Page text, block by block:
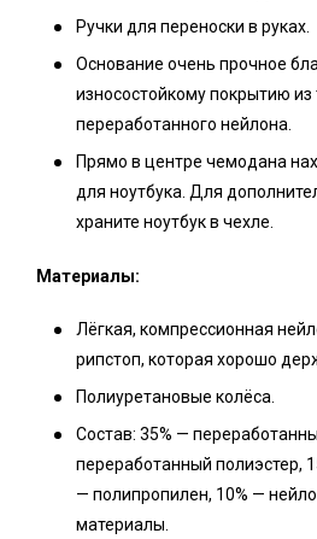
Ручки для переноски в руках.
Основание очень прочное
износостойкому покрытию из
переработанного нейлона.
Прямо в центре чемодана
для ноутбука. Для
храните ноутбук в чехле.
Материалы:
Лёгкая, компрессионная
рипстоп, которая хорошо
Полиуретановые колёса.
Состав: 35% —
переработанный полиэстер,
— полипропилен, 10% —
материалы.